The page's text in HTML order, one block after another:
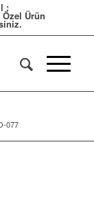
:
Özel Ürün
077